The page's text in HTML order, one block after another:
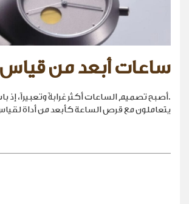
ساعات أبعد من
.أصبح تصميم الساعات أكثر غرابةً وتعبيراً، إذ
يتعاملون مع قرص الساعة كأبعد من أداة